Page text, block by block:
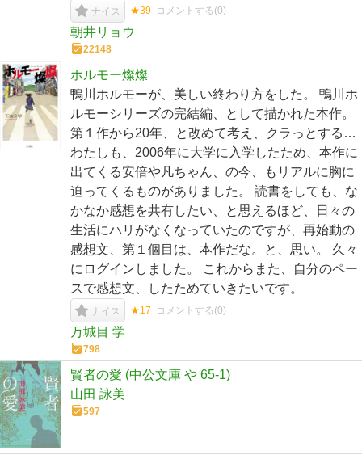
ナイス ★39 コメントする(0)
朝井リョウ
22148
ホルモー燦燦
鴨川ホルモーが、美しい終わり方をした。 鴨川ホ
ルモーシリーズの完結編、として描かれた本作。
第１作から20年、と改めて考え、クラっとする…
わたしも、2006年に大学に入学したため、本作に
出てくる安倍や凡ちゃん、の今、もリアルに胸に
迫ってくるものがありました。 読書をしても、な
かなか感想を共有したい、と思えるほど、日々の
生活にハリがなくなっていたのですが、再始動の
感想文、第１個目は、本作だな。と、思い。 久々
にログインしました。 これからまた、自分のペー
スで感想文、したためていきたいです。
ナイス ★17 コメントする(0)
万城目 学
798
賢者の愛 (中公文庫 や 65-1)
山田 詠美
597